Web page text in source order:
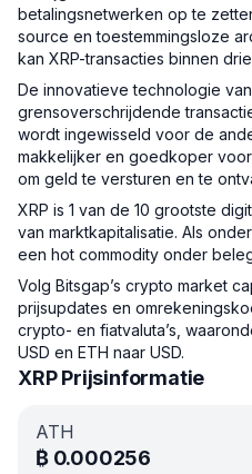
betalingsnetwerken op te
source en toestemmingsloze
kan XRP-transacties binnen
De innovatieve technologie
grensoverschrijdende
wordt ingewisseld voor de
makkelijker en goedkoper
om geld te versturen en te
XRP is 1 van de 10 grootste
van marktkapitalisatie. Als
een hot commodity onder
Volg Bitsgap’s crypto market
prijsupdates en
crypto- en fiatvaluta’s,
USD en ETH naar USD.
XRP Prijsinformatie
ATH
₿ 0.000256